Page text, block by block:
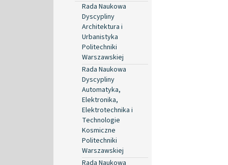
Rada Naukowa
Dyscypliny
Architektura i
Urbanistyka
Politechniki
Warszawskiej
Rada Naukowa
Dyscypliny
Automatyka,
Elektronika,
Elektrotechnika i
Technologie
Kosmiczne
Politechniki
Warszawskiej
Rada Naukowa